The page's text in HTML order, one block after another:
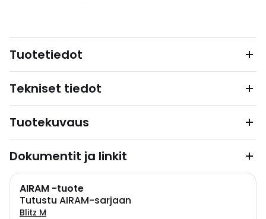
Tuotetiedot
Tekniset tiedot
Tuotekuvaus
Dokumentit ja linkit
AIRAM -tuote
Tutustu AIRAM-sarjaan
Blitz M